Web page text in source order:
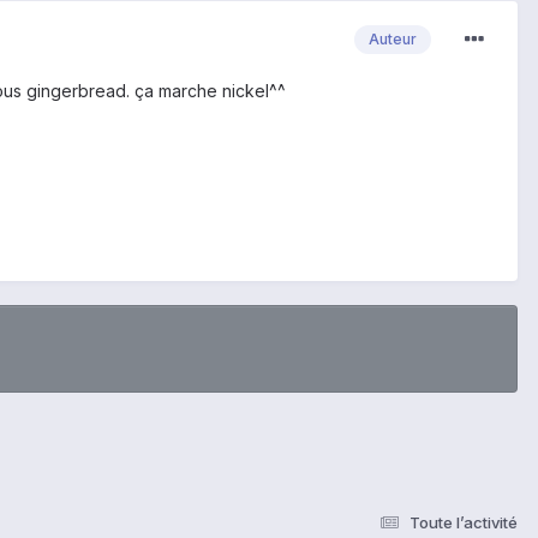
Auteur
gingerbread. ça marche nickel^^
Toute l’activité